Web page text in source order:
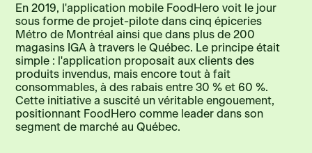
En 2019, l'application mobile FoodHero voit le jour
sous forme de projet-pilote dans cinq épiceries
Métro de Montréal ainsi que dans plus de 200
magasins IGA à travers le Québec. Le principe était
simple : l'application proposait aux clients des
produits invendus, mais encore tout à fait
consommables, à des rabais entre 30 % et 60 %.
Cette initiative a suscité un véritable engouement,
positionnant FoodHero comme leader dans son
segment de marché au Québec.